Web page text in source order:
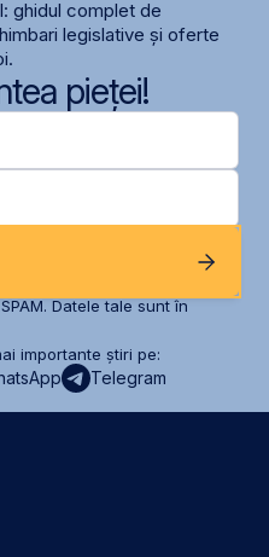
ghidul complet de
legislative și oferte
pieței!
Datele tale sunt în
importante știri pe:
Telegram